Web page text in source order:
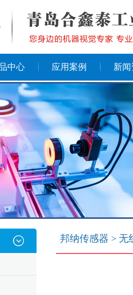
中心 应用案例 新
邦纳传感器 > 无